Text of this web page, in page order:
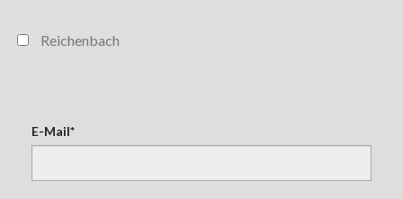
Reichenbach
E-Mail*